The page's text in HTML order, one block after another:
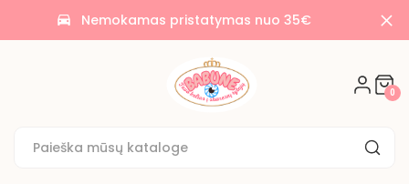
time_to_leave Nemokamas pristatymas nuo 35€
0
AKCIJOS
🌟
SAUSAINIAI